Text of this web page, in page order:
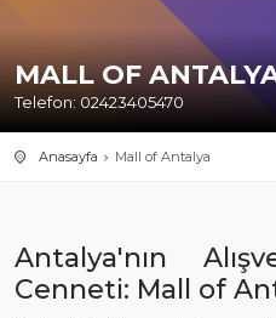
MALL OF
Telefon: 02423405470
Anasayfa Mall of Antalya
Antalya'nın
Cenneti: Mall of